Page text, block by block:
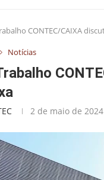
CONTEC/CAIXA
Notícias
2 de maio de 2024